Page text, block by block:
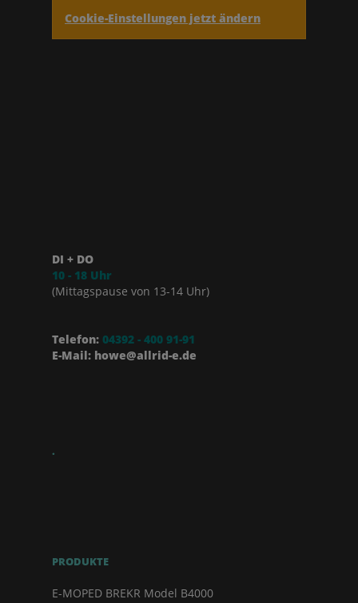
Cookie-Einstellungen jetzt ändern
DI + DO
10 - 18 Uhr
(Mittagspause von 13-14 Uhr)
Telefon: 04392 - 400 91-91
E-Mail: howe@allrid-e.de
.
PRODUKTE
E-MOPED BREKR Model B4000